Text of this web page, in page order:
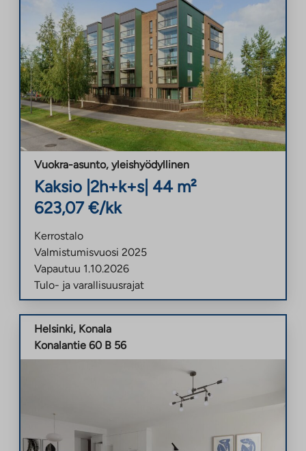
Vuokra-asunto, yleishyödyllinen
Kaksio 2h+k+s| 44 m²
623,07 €/kk
Kerrostalo
Valmistumisvuosi 2025
Vapautuu 1.10.2026
Tulo- ja varallisuusrajat
Helsinki, Konala
Konalantie 60 B 56